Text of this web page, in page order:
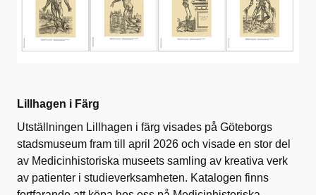
Lillhagen i Färg
Utställningen Lillhagen i färg visades på Göteborgs
stadsmuseum fram till april 2026 och visade en stor del
av Medicinhistoriska museets samling av kreativa verk
av patienter i studieverksamheten. Katalogen finns